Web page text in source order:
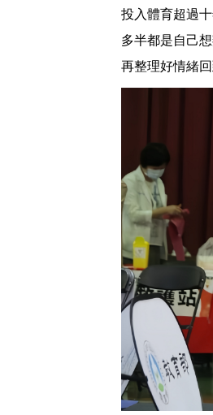
投入體育超過
多半都是自己
再整理好情緒